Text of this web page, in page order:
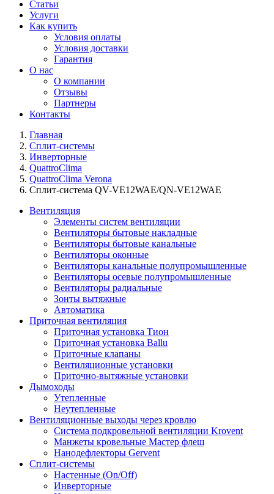
Статьи
Услуги
Как купить
Условия оплаты
Условия доставки
Гарантия
О нас
О компании
Отзывы
Партнеры
Контакты
Главная
Сплит-системы
Инверторные
QuattroClima
QuattroClima Verona
Сплит-система QV-VE12WAE/QN-VE12WAE
Вентиляция
Элементы систем вентиляции
Вентиляторы бытовые накладные
Вентиляторы бытовые канальные
Вентиляторы оконные
Вентиляторы канальные полупромышленные
Вентиляторы осевые полупромышленные
Вентиляторы радиальные
Зонты вытяжные
Автоматика
Приточная вентиляция
Приточная установка Тион
Приточная установка Ballu
Приточные клапаны
Вентиляционные установки
Приточно-вытяжные установки
Дымоходы
Утепленные
Неутепленные
Вентиляционные выходы через кровлю
Система подкровельной вентиляции Krovent
Манжеты кровельные Мастер флеш
Нанодефлекторы Gervent
Сплит-системы
Настенные (On/Off)
Инверторные